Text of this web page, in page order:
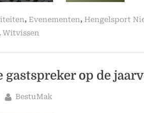
gevist”
, Evenementen, Hengelsport
Witvissen
gastspreker op de
Door
BestuMak